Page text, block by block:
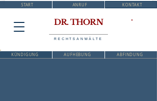
START ANRUF KONTAKT
DR. THORN
RECHTSANWÄLTE
KÜNDIGUNG AUFHEBUNG ABFINDUNG